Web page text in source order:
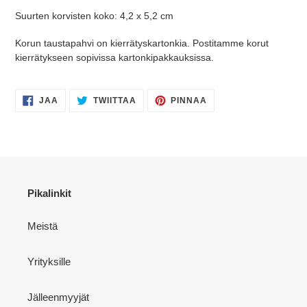
Suurten korvisten koko: 4,2 x 5,2 cm
Korun taustapahvi on kierrätyskartonkia. Postitamme korut
kierrätykseen sopivissa kartonkipakkauksissa.
JAA
FACEBOOKISSA
TWIITTAA TWIITTAA
TWITTERISSÄ
PINNAA
Pikalinkit
Meistä
Yrityksille
Jälleenmyyjät